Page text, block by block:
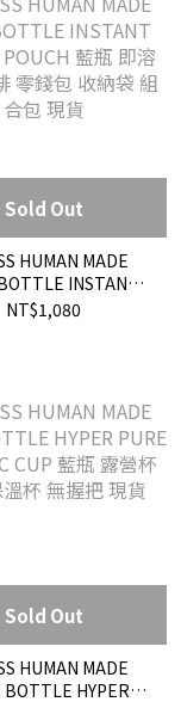
Sold Out
HUMAN MADE
INSTANT
POUCH 藍瓶 即溶
NT$1,080
Sold Out
HUMAN MADE
BOTTLE HYPER